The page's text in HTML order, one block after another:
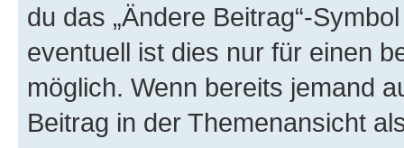
du das „Ändere Beitrag“-
eventuell ist dies nur für einen
möglich. Wenn bereits jemand
Beitrag in der Themenansicht